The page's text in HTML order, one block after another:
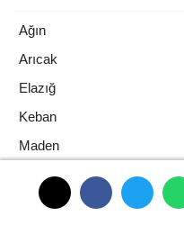
Ağın
Arıcak
Elazığ
Keban
Maden
Sivrice